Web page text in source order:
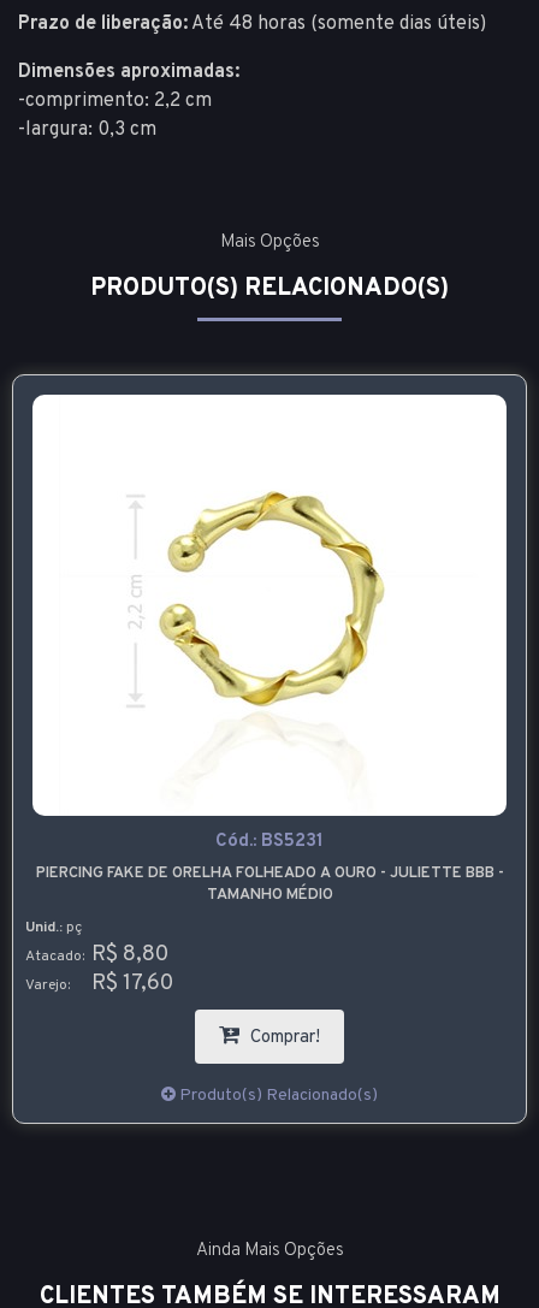
Prazo de liberação: Até 48 horas (somente dias úteis)
Dimensões aproximadas:
-comprimento: 2,2 cm
-largura: 0,3 cm
Mais Opções
PRODUTO(S) RELACIONADO(S)
Cód.: BS5231
PIERCING FAKE DE ORELHA FOLHEADO A OURO - JULIETTE BBB -
TAMANHO MÉDIO
Unid.: pç
Atacado: R$ 8,80
Varejo: R$ 17,60
Comprar!
Produto(s) Relacionado(s)
Ainda Mais Opções
CLIENTES TAMBÉM SE INTERESSARAM